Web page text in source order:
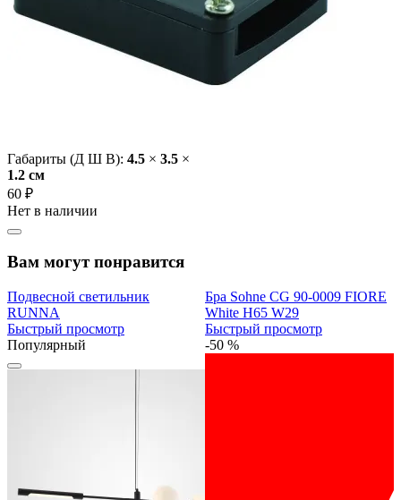
Габариты (Д Ш В): 4.5 × 3.5 ×
1.2 cм
60 ₽
Нет в наличии
Вам могут понравится
Подвесной светильник
RUNNA
Быстрый просмотр
Популярный
Бра Sohne CG 90-0009 FIORE
White H65 W29
Быстрый просмотр
-50 %